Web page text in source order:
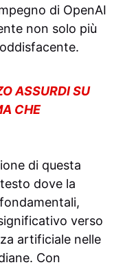
di OpenAI
non solo più
ASSURDI SU
CHE
di questa
dove la
verso
artificiale nelle
Con